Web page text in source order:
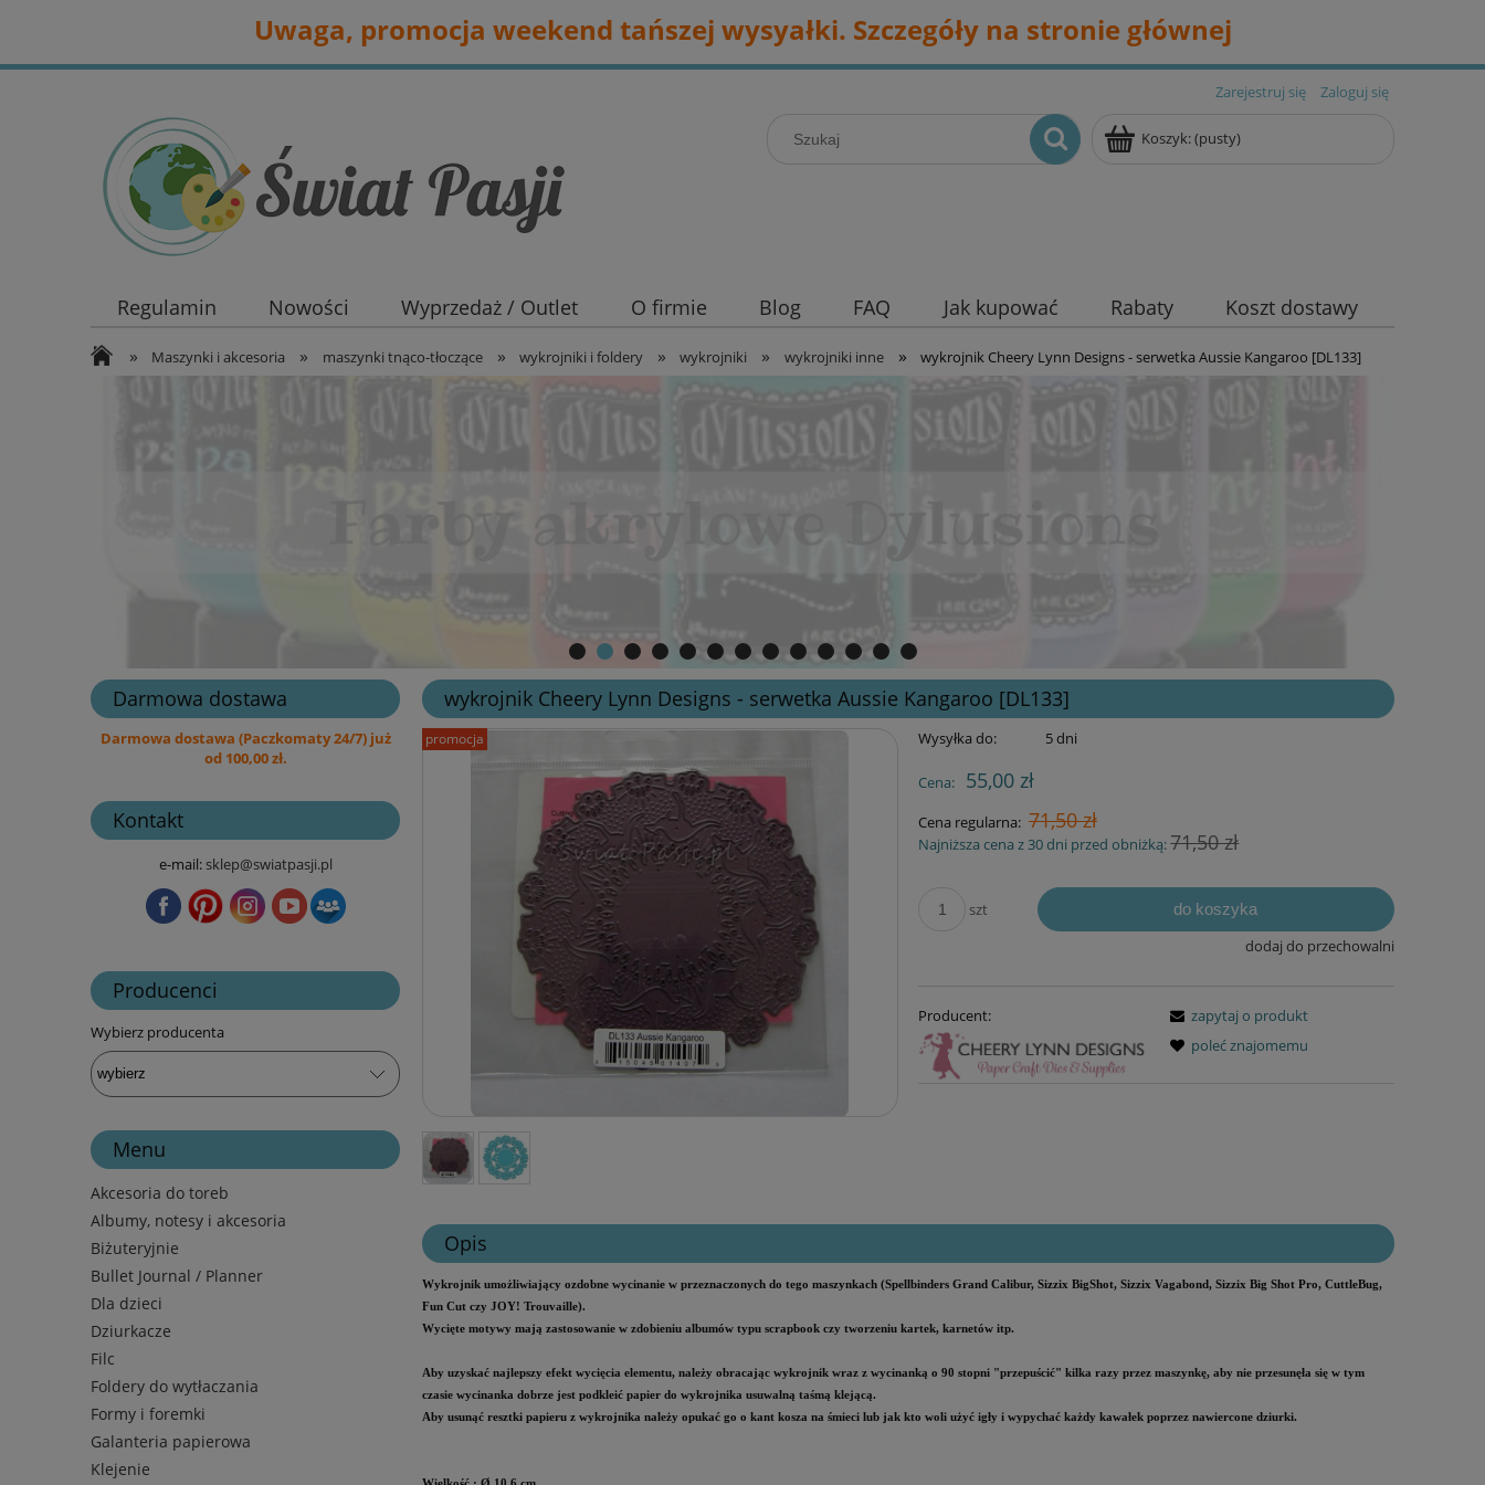
Uwaga, promocja weekend tańszej wysyałki. Szczegóły na stronie głównej
Zarejestruj się Zaloguj się
Koszyk:(pusty)
Regulamin Nowości Wyprzedaż / Outlet O firmie Blog FAQ Jak kupować Rabaty Koszt dostawy
» Maszynki i akcesoria » maszynki tnąco-tłoczące » wykrojniki i foldery » wykrojniki » wykrojniki inne » wykrojnik Cheery Lynn Designs - serwetka Aussie Kangaroo [DL133]
Darmowa dostawa
Darmowa dostawa (Paczkomaty 24/7) już
od 100,00 zł.
Kontakt
e-mail:sklep@swiatpasji.pl
Producenci
Wybierz producenta
Menu
Akcesoria do toreb
Albumy, notesy i akcesoria
Biżuteryjnie
Bullet Journal / Planner
Dla dzieci
Dziurkacze
Filc
Foldery do wytłaczania
Formy i foremki
Galanteria papierowa
Klejenie
wykrojnik Cheery Lynn Designs - serwetka Aussie Kangaroo [DL133]
promocja Wysyłka do: 5 dni
Cena: 55,00 zł
Cena regularna: 71,50 zł
Najniższa cena z 30 dni przed obniżką:71,50 zł
szt do koszyka
dodaj do przechowalni
Producent:
zapytaj o produkt
poleć znajomemu
Opis
Wykrojnik umożliwiający ozdobne wycinanie w przeznaczonych do tego maszynkach (Spellbinders Grand Calibur, Sizzix BigShot, Sizzix Vagabond, Sizzix Big Shot Pro, CuttleBug,
Fun Cut czy JOY! Trouvaille).
Wycięte motywy mają zastosowanie w zdobieniu albumów typu scrapbook czy tworzeniu kartek, karnetów itp.
Aby uzyskać najlepszy efekt wycięcia elementu, należy obracając wykrojnik wraz z wycinanką o 90 stopni "przepuścić" kilka razy przez maszynkę, aby nie przesunęła się w tym
czasie wycinanka dobrze jest podkleić papier do wykrojnika usuwalną taśmą klejącą.
Aby usunąć resztki papieru z wykrojnika należy opukać go o kant kosza na śmieci lub jak kto woli użyć igły i wypychać każdy kawałek poprzez nawiercone dziurki.